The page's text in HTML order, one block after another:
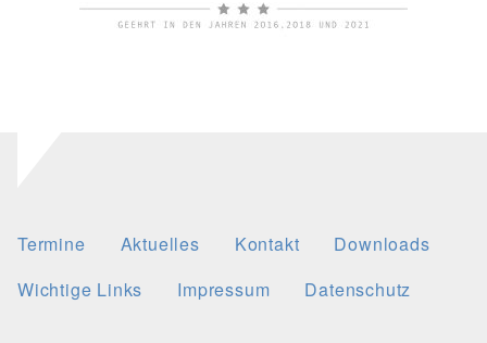
Termine Aktuelles Kontakt
Downloads
Wichtige Links
Impressum Datenschutz